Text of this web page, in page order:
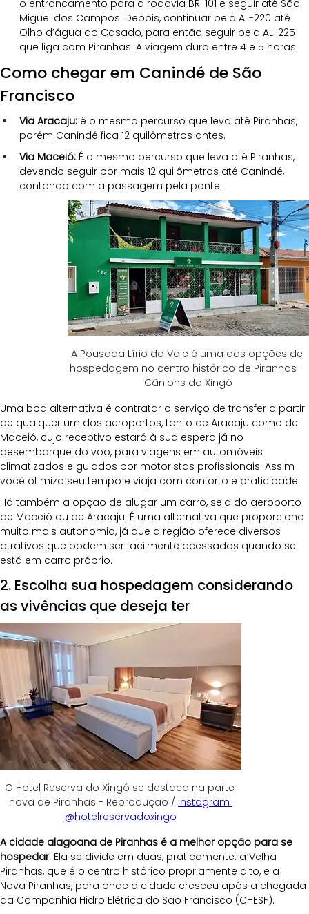
o entroncamento para a rodovia BR-101 e seguir até São
Miguel dos Campos. Depois, continuar pela AL-220 até
Olho d’água do Casado, para então seguir pela AL-225
que liga com Piranhas. A viagem dura entre 4 e 5 horas.
Como chegar em Canindé de São
Francisco
Via Aracaju: é o mesmo percurso que leva até Piranhas,
porém Canindé fica 12 quilômetros antes.
Via Maceió: É o mesmo percurso que leva até Piranhas,
devendo seguir por mais 12 quilômetros até Canindé,
contando com a passagem pela ponte.
A Pousada Lírio do Vale é uma das opções de
hospedagem no centro histórico de Piranhas -
Cânions do Xingó
Uma boa alternativa é contratar o serviço de transfer a partir
de qualquer um dos aeroportos, tanto de Aracaju como de
Maceió, cujo receptivo estará à sua espera já no
desembarque do voo, para viagens em automóveis
climatizados e guiados por motoristas profissionais. Assim
você otimiza seu tempo e viaja com conforto e praticidade.
Há também a opção de alugar um carro, seja do aeroporto
de Maceió ou de Aracaju. É uma alternativa que proporciona
muito mais autonomia, já que a região oferece diversos
atrativos que podem ser facilmente acessados quando se
está em carro próprio.
2. Escolha sua hospedagem considerando
as vivências que deseja ter
O Hotel Reserva do Xingó se destaca na parte
nova de Piranhas - Reprodução / Instagram
@hotelreservadoxingo
A cidade alagoana de Piranhas é a melhor opção para se
hospedar. Ela se divide em duas, praticamente: a Velha
Piranhas, que é o centro histórico propriamente dito, e a
Nova Piranhas, para onde a cidade cresceu após a chegada
da Companhia Hidro Elétrica do São Francisco (CHESF).